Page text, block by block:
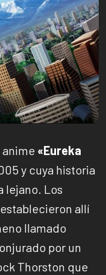
«Eureka
y cuya historia
lejano. Los
allí
llamado
por un
Thorston que